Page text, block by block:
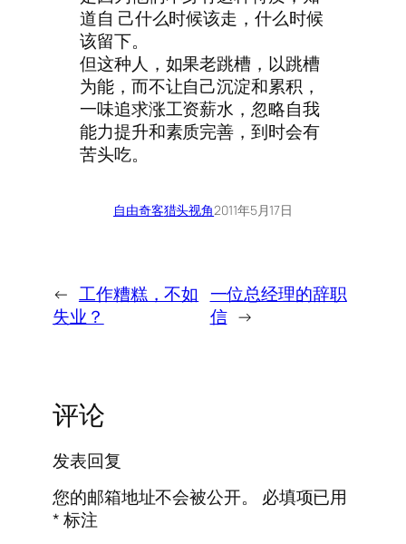
道自 己什么时候该走，什么时候
该留下。
但这种人，如果老跳槽，以跳槽
为能，而不让自己沉淀和累积，
一味追求涨工资薪水，忽略自我
能力提升和素质完善，到时会有
苦头吃。
自由奇客猎头视角2011年5月17日
← 工作糟糕，不如
失业？
一位总经理的辞职
信 →
评论
发表回复
您的邮箱地址不会被公开。
必填项已用
*标注